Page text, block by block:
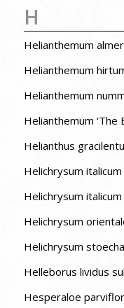
H
Helianthemum
Helianthemum
Helianthemum
Helianthemum ‘The
Helianthus
Helichrysum
Helichrysum
Helichrysum
Helichrysum
Helleborus lividus
Hesperaloe